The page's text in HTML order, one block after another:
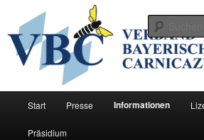
primären
Inhalt
springenVerband Bayerischer
Carnicazüchter
Förderung der Zucht der Bienenrasse Carnica
Start Presse Informationen
Präsidium